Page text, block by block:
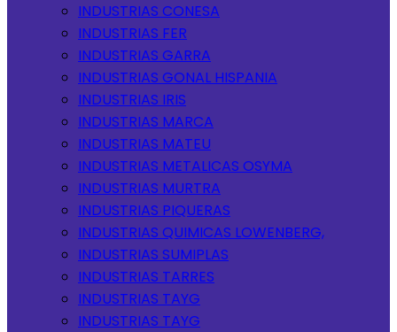
INDUSTRIAS CONESA
INDUSTRIAS FER
INDUSTRIAS GARRA
INDUSTRIAS GONAL HISPANIA
INDUSTRIAS IRIS
INDUSTRIAS MARCA
INDUSTRIAS MATEU
INDUSTRIAS METALICAS OSYMA
INDUSTRIAS MURTRA
INDUSTRIAS PIQUERAS
INDUSTRIAS QUIMICAS LOWENBERG,
INDUSTRIAS SUMIPLAS
INDUSTRIAS TARRES
INDUSTRIAS TAYG
INDUSTRIAS TAYG